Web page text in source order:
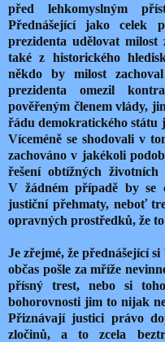
před lehkomyslným
Přednášející jako celek
prezidenta udělovat
také z historického
někdo by milost
prezidenta omezil
pověřeným členem vlády,
řádu demokratického státu
Víceméně se shodovali v
zachováno v jakékoli
řešení obtížných
V žádném případě by se
justiční přehmaty, neboť
opravných prostředků, že
Je zřejmé, že přednášející
občas pošle za mříže
přísný trest, nebo si
bohorovnosti jim to nijak
Přiznávají justici právo
zločinů, a to zcela